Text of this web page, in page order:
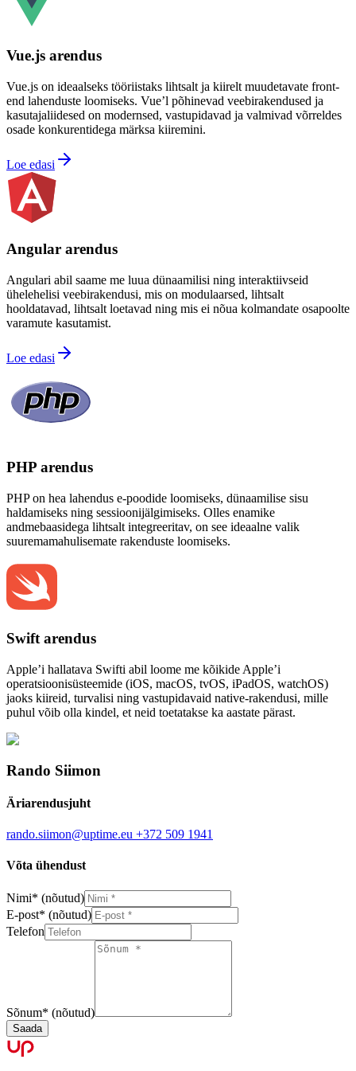
Vue.js arendus
Vue.js on ideaalseks tööriistaks lihtsalt ja kiirelt muudetavate front-
end lahenduste loomiseks. Vue’l põhinevad veebirakendused ja
kasutajaliidesed on modernsed, vastupidavad ja valmivad võrreldes
osade konkurentidega märksa kiiremini.
Loe edasi
Angular arendus
Angulari abil saame me luua dünaamilisi ning interaktiivseid
ühelehelisi veebirakendusi, mis on modulaarsed, lihtsalt
hooldatavad, lihtsalt loetavad ning mis ei nõua kolmandate osapoolte
varamute kasutamist.
Loe edasi
PHP arendus
PHP on hea lahendus e-poodide loomiseks, dünaamilise sisu
haldamiseks ning sessioonijälgimiseks. Olles enamike
andmebaasidega lihtsalt integreeritav, on see ideaalne valik
suuremamahulisemate rakenduste loomiseks.
Swift arendus
Apple’i hallatava Swifti abil loome me kõikide Apple’i
operatsioonisüsteemide (iOS, macOS, tvOS, iPadOS, watchOS)
jaoks kiireid, turvalisi ning vastupidavaid native-rakendusi, mille
puhul võib olla kindel, et neid toetatakse ka aastate pärast.
Rando Siimon
Äriarendusjuht
rando.siimon@uptime.eu +372 509 1941
Võta ühendust
Nimi* (nõutud)
E-post* (nõutud)
Telefon
Sõnum* (nõutud)
Saada